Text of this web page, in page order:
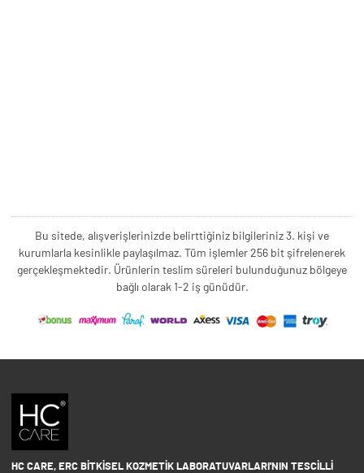
Bu sitede, alışverişlerinizde belirttiğiniz bilgileriniz 3. kişi ve
kurumlarla kesinlikle paylaşılmaz. Tüm işlemler 256 bit şifrelenerek
gerçekleşmektedir. Ürünlerin teslim süreleri bulunduğunuz bölgeye
bağlı olarak 1-2 iş günüdür.
HC CARE, ERC BITKISEL KOZMETIK LABORATUVARLARI'NIN TESCILLI